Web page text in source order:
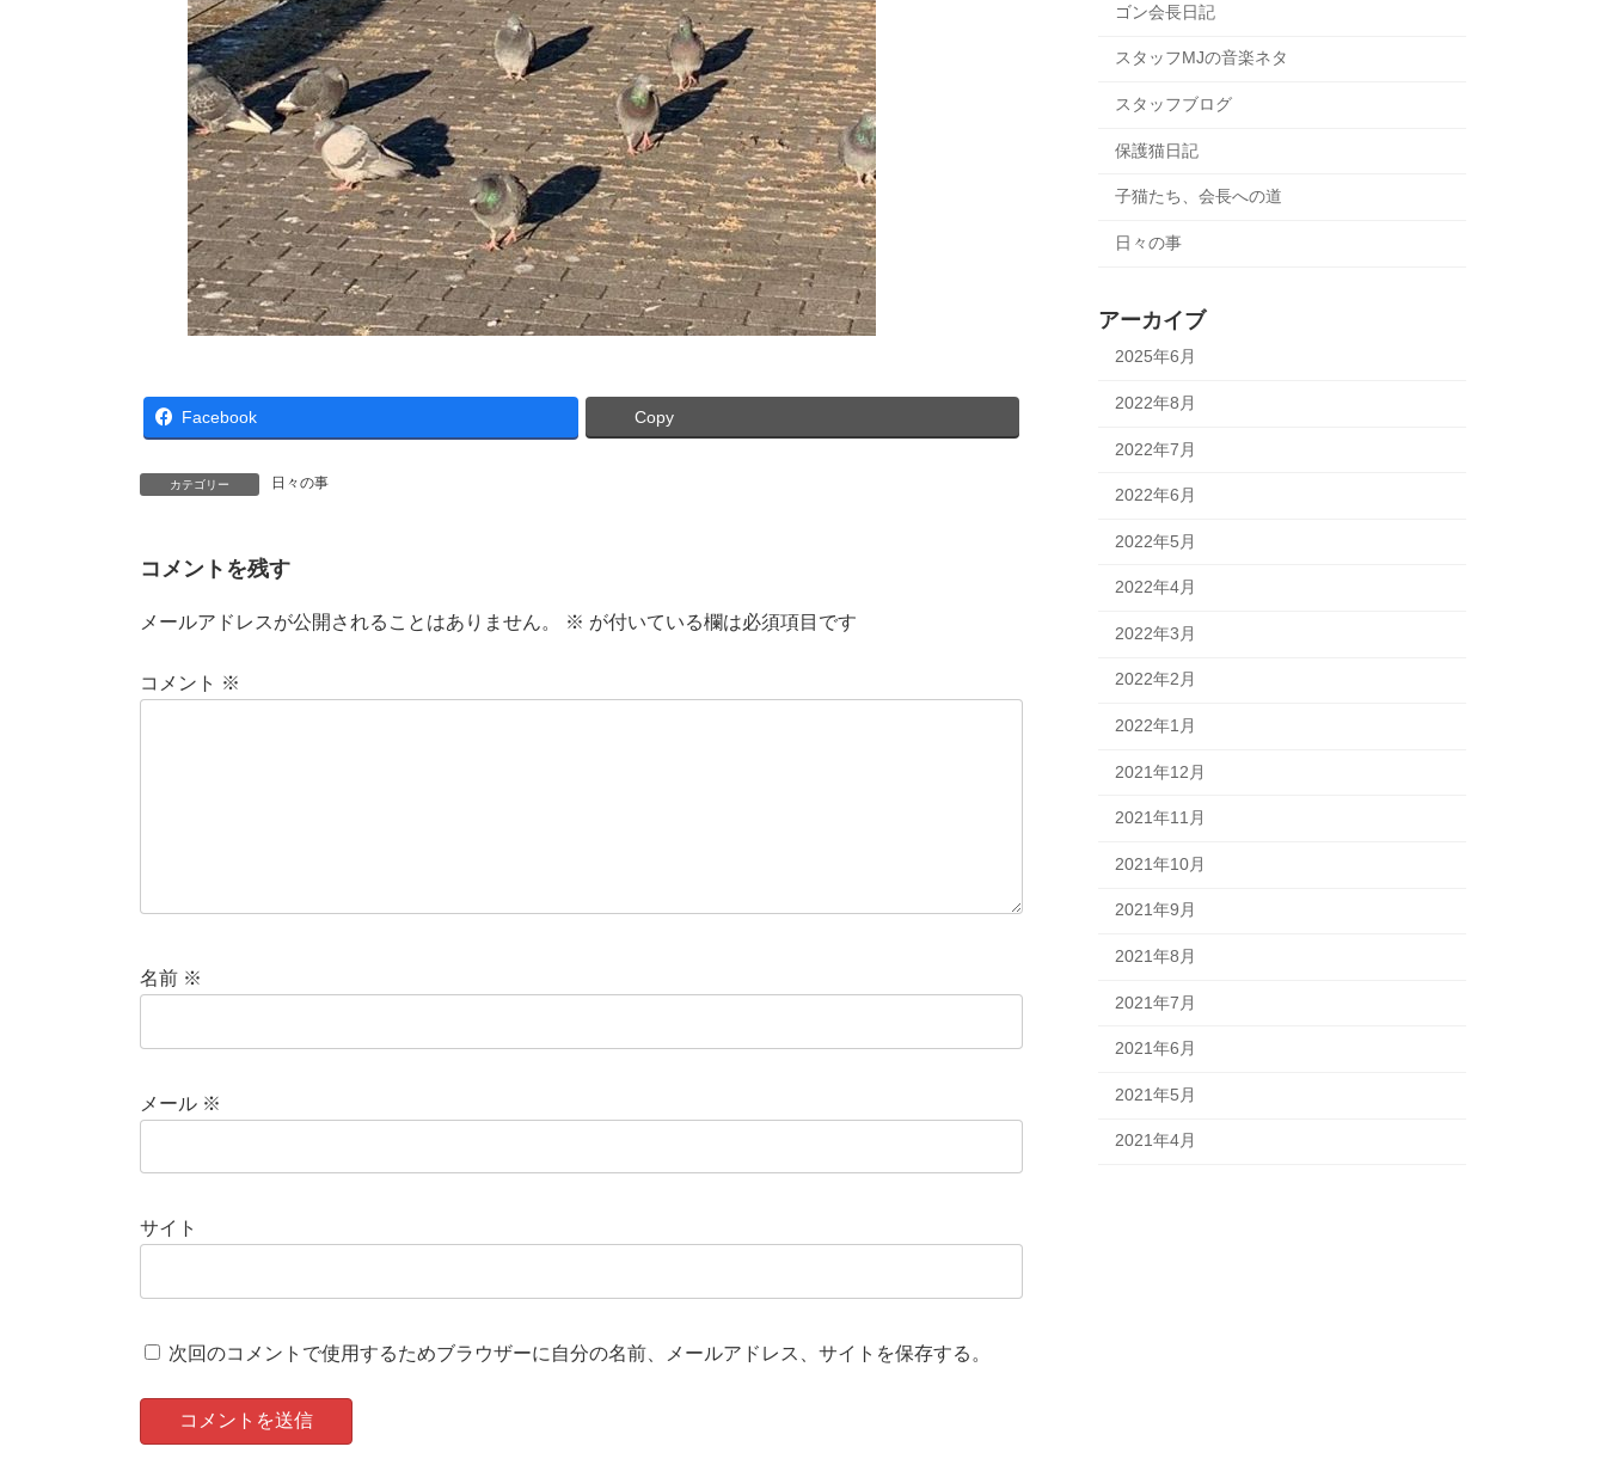
Facebook Copy
カテゴリー 日々の事
コメントを残す
メールアドレスが公開されることはありません。 ※ が付いている欄は必須項目です
コメント ※
名前 ※
メール ※
サイト
次回のコメントで使用するためブラウザーに自分の名前、メールアドレス、サイトを保存する。
ゴン会長日記
スタッフMJの音楽ネタ
スタッフブログ
保護猫日記
子猫たち、会長への道
日々の事
アーカイブ
2025年6月
2022年8月
2022年7月
2022年6月
2022年5月
2022年4月
2022年3月
2022年2月
2022年1月
2021年12月
2021年11月
2021年10月
2021年9月
2021年8月
2021年7月
2021年6月
2021年5月
2021年4月